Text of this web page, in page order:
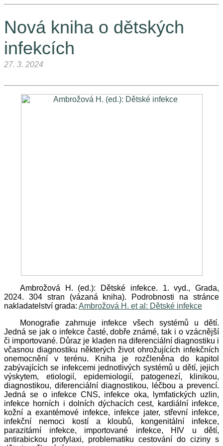
Nová kniha o dětských
infekcích
27. 3. 2024
Ambrožová H. (ed.): Dětské infekce. 1. vyd., Grada,
2024. 304 stran (vázaná kniha). Podrobnosti na stránce
nakladatelství grada: Ambrožová H. et al: Dětské infekce
Monografie zahrnuje infekce všech systémů u dětí.
Jedná se jak o infekce časté, dobře známé, tak i o vzácnější
či importované. Důraz je kladen na diferenciální diagnostiku i
včasnou diagnostiku některých život ohrožujících infekčních
onemocnění v terénu. Kniha je rozčleněna do kapitol
zabývajících se infekcemi jednotlivých systémů u dětí, jejich
výskytem, etiologií, epidemiologií, patogenezí, klinikou,
diagnostikou, diferenciální diagnostikou, léčbou a prevencí.
Jedná se o infekce CNS, infekce oka, lymfatických uzlin,
infekce horních i dolních dýchacích cest, kardiální infekce,
kožní a exantémové infekce, infekce jater, střevní infekce,
infekční nemoci kostí a kloubů, kongenitální infekce,
parazitární infekce, importované infekce, HIV u dětí,
antirabickou profylaxi, problematiku cestování do ciziny s